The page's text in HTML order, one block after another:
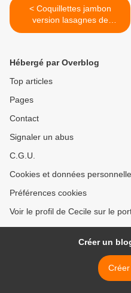
< Coquillettes jambon
version lasagnes de
Christophe Michalak
Hébergé par Overblog
Top articles
Pages
Contact
Signaler un abus
C.G.U.
Cookies et données
Préférences cookies
Voir le profil de Cecile sur le
Créer un